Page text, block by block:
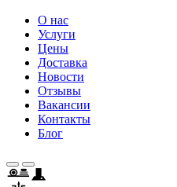
О нас
Услуги
Цены
Доставка
Новости
Отзывы
Вакансии
Контакты
Блог